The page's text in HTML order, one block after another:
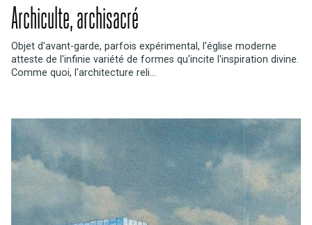
Archiculte, archisacré
Objet d'avant-garde, parfois expérimental, l'église moderne
atteste de l'infinie variété de formes qu'incite l'inspiration divine.
Comme quoi, l'architecture reli...